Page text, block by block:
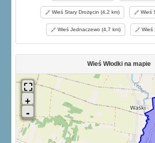
Wieś Stary Drożęcin (4,2 km) Wieś
Wieś Jednaczewo (4,7 km) Wieś
Wieś Włodki na mapie